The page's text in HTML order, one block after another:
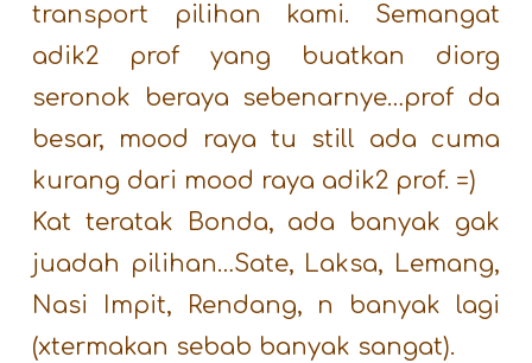
transport pilihan kami. Semangat
adik2 prof yang buatkan diorg
seronok beraya sebenarnye…prof da
besar, mood raya tu still ada cuma
kurang dari mood raya adik2 prof. =)
Kat teratak Bonda, ada banyak gak
juadah pilihan…Sate, Laksa, Lemang,
Nasi Impit, Rendang, n banyak lagi
(xtermakan sebab banyak sangat).